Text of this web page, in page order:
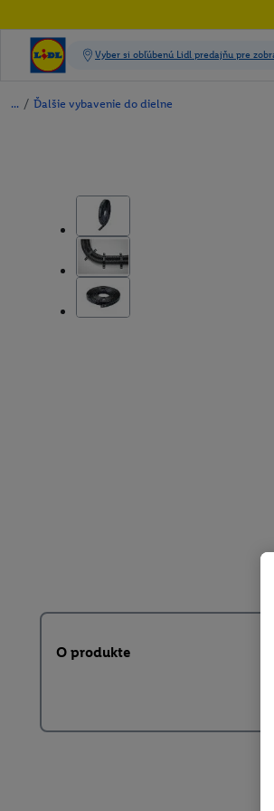
/ Ďalšie vybavenie do dielne
O produkte